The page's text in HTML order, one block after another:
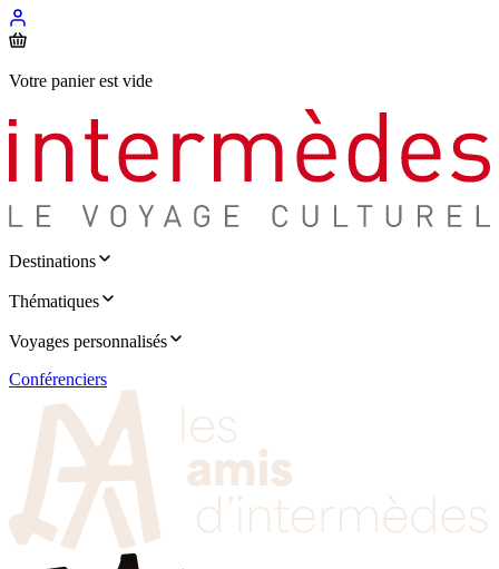
Votre panier est vide
Destinations
Thématiques
Voyages personnalisés
Conférenciers